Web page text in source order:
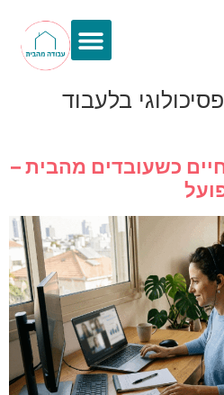
בלעבוד
כשעובדים מהבית –